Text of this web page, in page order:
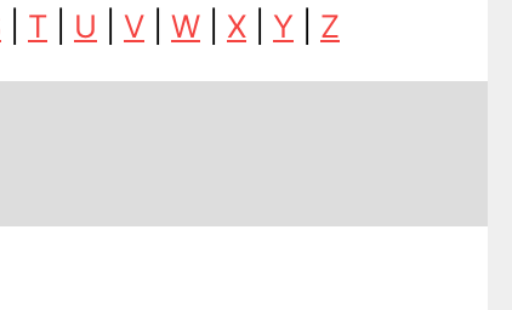
T U V W X Y Z